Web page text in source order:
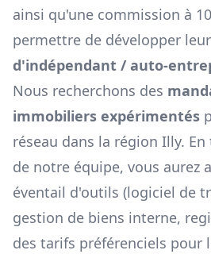
ainsi qu'une commission à
permettre de développer leur
d'indépendant / auto-
Nous recherchons des
immobiliers expérimentés
réseau dans la région Illy.
de notre équipe, vous aurez
éventail d'outils (logiciel de
gestion de biens interne,
des tarifs préférenciels pour